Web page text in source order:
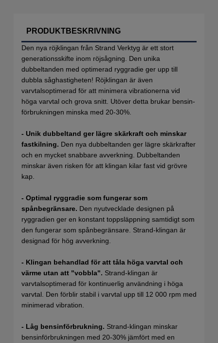
PRODUKTBESKRIVNING
Den nya röjklingan från Strand Verktyg är ett stort
generationsskifte inom röjsågning. Den unika
dubbeltanden med optimerad ryggradie ger upp till
dubbla såghastigheten! Röjklingan är även
varvtalsoptimerad för att minimera vibrationerna vid
höga varvtal och grova snitt. Utöver detta brukar bensin-
förbrukningen minska med 20-30%.
- Unik dubbeltand ger lägre skärkraft och minskar
fastkilning. Den nya dubbeltanden ger lägre skärkrafter
och en mycket snabbare avverkning. Dubbeltanden
minskar även risken för att klingan kilar fast vid grövre
kap.
- Optimal ryggradie som fungerar som
spånbegränsare. Den nyutvecklade designen på
ryggradien ger en konstant toppsläppning samtidigt som
den fungerar som spånbegränsare. Strand-klingan är
designad för hög avverkning.
- Klingan behandlad för att tåla höga varvtal och
värme utan att "vobbla". Strand-klingan är
varvtalsoptimerad för kontinuerlig användning i höga
varvtal. Den förblir stabil i varvtal upp till 12 000 rpm med
minimerad vibration.
- Låg bensinförbrukning. Strand-klingan minskar
bensinförbrukningen med 20-30% jämfört med en